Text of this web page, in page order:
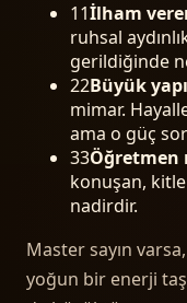
11İlham
ruhsal
gerildiğinde
22Büyük
mimar.
ama o güç
33Öğretmen
konuşan,
nadirdir.
Master sayın
yoğun bir enerji